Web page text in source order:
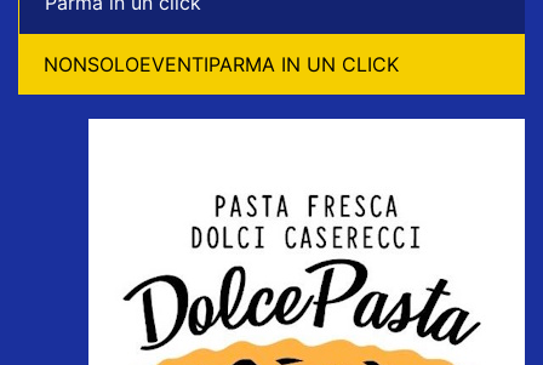
NONSOLOEVENTIPARMA IN UN CLICK